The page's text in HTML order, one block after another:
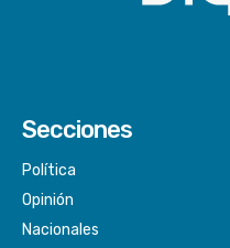
Secciones
Política
Opinión
Nacionales